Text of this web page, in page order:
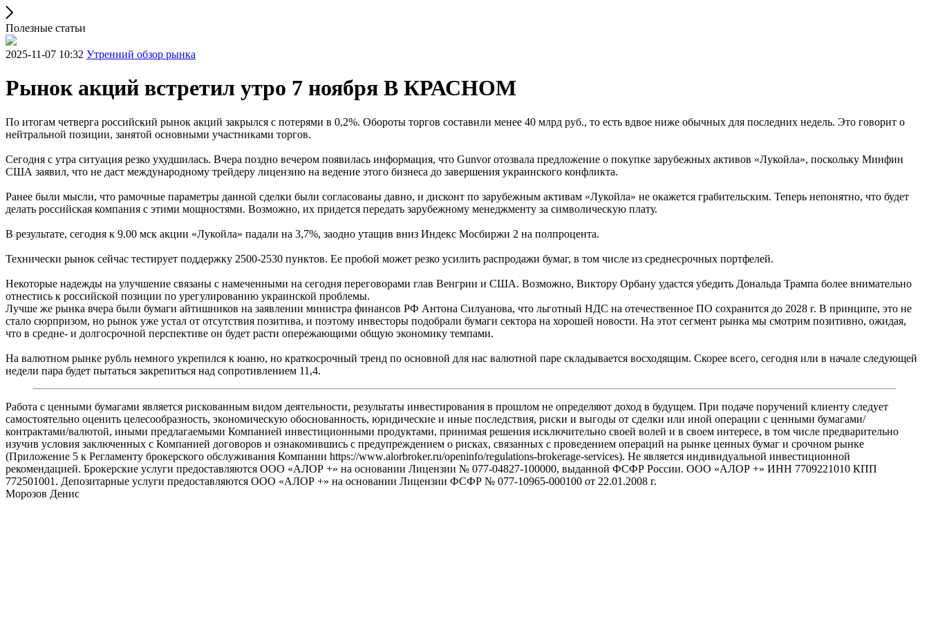
Полезные статьи
2025-11-07 10:32 Утренний обзор рынка
Рынок акций встретил утро 7 ноября В КРАСНОМ
По итогам четверга российский рынок акций закрылся с потерями в 0,2%. Обороты торгов составили менее 40 млрд руб., то есть вдвое ниже обычных для последних недель. Это говорит о
нейтральной позиции, занятой основными участниками торгов.
Сегодня с утра ситуация резко ухудшилась. Вчера поздно вечером появилась информация, что Gunvor отозвала предложение о покупке зарубежных активов «Лукойла», поскольку Минфин
США заявил, что не даст международному трейдеру лицензию на ведение этого бизнеса до завершения украинского конфликта.
Ранее были мысли, что рамочные параметры данной сделки были согласованы давно, и дисконт по зарубежным активам «Лукойла» не окажется грабительским. Теперь непонятно, что будет
делать российская компания с этими мощностями. Возможно, их придется передать зарубежному менеджменту за символическую плату.
В результате, сегодня к 9.00 мск акции «Лукойла» падали на 3,7%, заодно утащив вниз Индекс Мосбиржи 2 на полпроцента.
Технически рынок сейчас тестирует поддержку 2500-2530 пунктов. Ее пробой может резко усилить распродажи бумаг, в том числе из среднесрочных портфелей.
Некоторые надежды на улучшение связаны с намеченными на сегодня переговорами глав Венгрии и США. Возможно, Виктору Орбану удастся убедить Дональда Трампа более внимательно
отнестись к российской позиции по урегулированию украинской проблемы.
Лучше же рынка вчера были бумаги айтишников на заявлении министра финансов РФ Антона Силуанова, что льготный НДС на отечественное ПО сохранится до 2028 г. В принципе, это не
стало сюрпризом, но рынок уже устал от отсутствия позитива, и поэтому инвесторы подобрали бумаги сектора на хорошей новости. На этот сегмент рынка мы смотрим позитивно, ожидая,
что в средне- и долгосрочной перспективе он будет расти опережающими общую экономику темпами.
На валютном рынке рубль немного укрепился к юаню, но краткосрочный тренд по основной для нас валютной паре складывается восходящим. Скорее всего, сегодня или в начале следующей
недели пара будет пытаться закрепиться над сопротивлением 11,4.
Работа с ценными бумагами является рискованным видом деятельности, результаты инвестирования в прошлом не определяют доход в будущем. При подаче поручений клиенту следует
самостоятельно оценить целесообразность, экономическую обоснованность, юридические и иные последствия, риски и выгоды от сделки или иной операции с ценными бумагами/
контрактами/валютой, иными предлагаемыми Компанией инвестиционными продуктами, принимая решения исключительно своей волей и в своем интересе, в том числе предварительно
изучив условия заключенных с Компанией договоров и ознакомившись с предупреждением о рисках, связанных с проведением операций на рынке ценных бумаг и срочном рынке
(Приложение 5 к Регламенту брокерского обслуживания Компании https://www.alorbroker.ru/openinfo/regulations-brokerage-services). Не является индивидуальной инвестиционной
рекомендацией. Брокерские услуги предоставляются ООО «АЛОР +» на основании Лицензии № 077-04827-100000, выданной ФСФР России. ООО «АЛОР +» ИНН 7709221010 КПП
772501001. Депозитарные услуги предоставляются ООО «АЛОР +» на основании Лицензии ФСФР № 077-10965-000100 от 22.01.2008 г.
Морозов Денис